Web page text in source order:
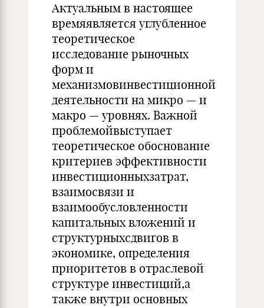
Актуальным в настоящее
времяявляется углубленное
теоретическое
исследование рыночных
форм и
механизмовинвестиционной
деятельности на микро — и
макро — уровнях. Важной
проблемойвыступает
теоретическое обоснование
критериев эффективности
инвестиционныхзатрат,
взаимосвязи и
взаимообусловленности
капитальных вложений и
структурныхсдвигов в
экономике, определения
приоритетов в отраслевой
структуре инвестиций,а
также внутри основных